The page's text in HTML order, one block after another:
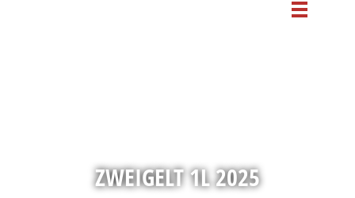
ZWEIGELT 1L 2025